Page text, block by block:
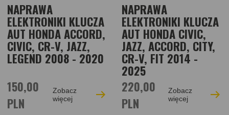
NAPRAWA
ELEKTRONIKI KLUCZA
AUT HONDA ACCORD,
CIVIC, CR-V, JAZZ,
LEGEND 2008 - 2020
150,00
PLN
Zobacz
więcej
NAPRAWA
ELEKTRONIKI KLUCZA
AUT HONDA CIVIC,
JAZZ, ACCORD, CITY,
CR-V, FIT 2014 -
2025
220,00
PLN
Zobacz
więcej